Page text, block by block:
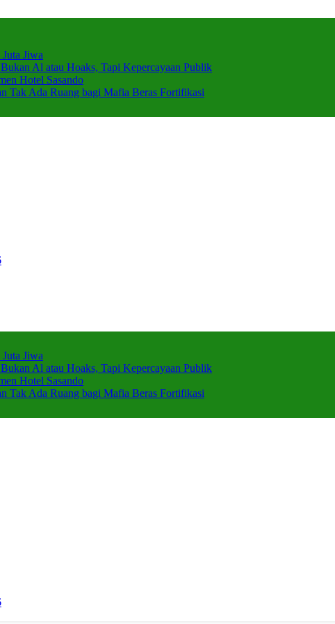
Jiwa
Al atau Hoaks, Tapi Kepercayaan Publik
Hotel Sasando
Tak Ada Ruang bagi Mafia Beras Fortifikasi
Jiwa
Al atau Hoaks, Tapi Kepercayaan Publik
Hotel Sasando
Tak Ada Ruang bagi Mafia Beras Fortifikasi